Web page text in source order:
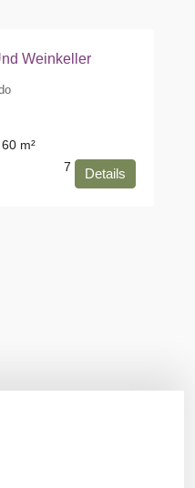
Weinkeller
60 m²
7 Details